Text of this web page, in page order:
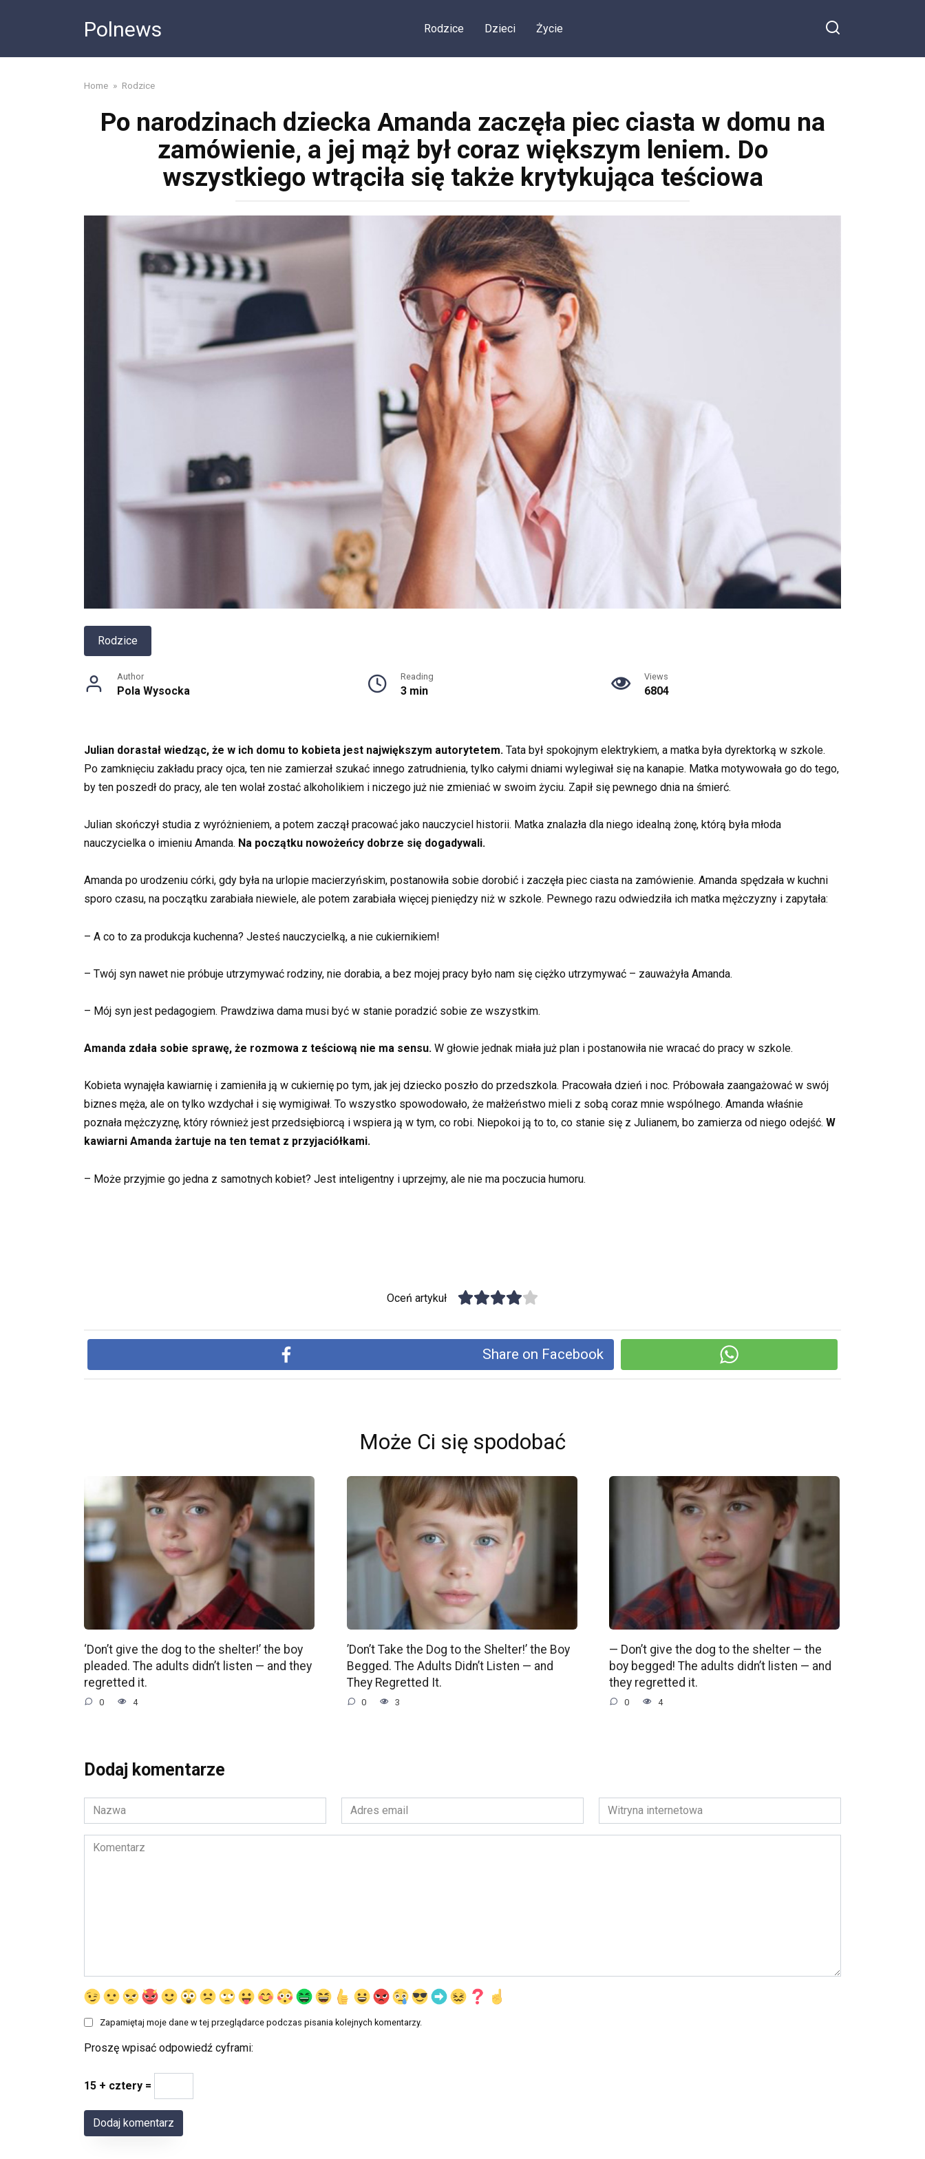
Polnews Rodzice Dzieci Życie
Home » Rodzice
Po narodzinach dziecka Amanda zaczęła piec ciasta w domu na
zamówienie, a jej mąż był coraz większym leniem. Do
wszystkiego wtrąciła się także krytykująca teściowa
Rodzice
Author
Pola Wysocka
Reading
3 min
Views
6804
Julian dorastał wiedząc, że w ich domu to kobieta jest największym autorytetem. Tata był spokojnym elektrykiem, a matka była dyrektorką w szkole.
Po zamknięciu zakładu pracy ojca, ten nie zamierzał szukać innego zatrudnienia, tylko całymi dniami wylegiwał się na kanapie. Matka motywowała go do tego,
by ten poszedł do pracy, ale ten wolał zostać alkoholikiem i niczego już nie zmieniać w swoim życiu. Zapił się pewnego dnia na śmierć.
Julian skończył studia z wyróżnieniem, a potem zaczął pracować jako nauczyciel historii. Matka znalazła dla niego idealną żonę, którą była młoda
nauczycielka o imieniu Amanda. Na początku nowożeńcy dobrze się dogadywali.
Amanda po urodzeniu córki, gdy była na urlopie macierzyńskim, postanowiła sobie dorobić i zaczęła piec ciasta na zamówienie. Amanda spędzała w kuchni
sporo czasu, na początku zarabiała niewiele, ale potem zarabiała więcej pieniędzy niż w szkole. Pewnego razu odwiedziła ich matka mężczyzny i zapytała:
– A co to za produkcja kuchenna? Jesteś nauczycielką, a nie cukiernikiem!
– Twój syn nawet nie próbuje utrzymywać rodziny, nie dorabia, a bez mojej pracy było nam się ciężko utrzymywać – zauważyła Amanda.
– Mój syn jest pedagogiem. Prawdziwa dama musi być w stanie poradzić sobie ze wszystkim.
Amanda zdała sobie sprawę, że rozmowa z teściową nie ma sensu. W głowie jednak miała już plan i postanowiła nie wracać do pracy w szkole.
Kobieta wynajęła kawiarnię i zamieniła ją w cukiernię po tym, jak jej dziecko poszło do przedszkola. Pracowała dzień i noc. Próbowała zaangażować w swój
biznes męża, ale on tylko wzdychał i się wymigiwał. To wszystko spowodowało, że małżeństwo mieli z sobą coraz mnie wspólnego. Amanda właśnie
poznała mężczyznę, który również jest przedsiębiorcą i wspiera ją w tym, co robi. Niepokoi ją to to, co stanie się z Julianem, bo zamierza od niego odejść. W
kawiarni Amanda żartuje na ten temat z przyjaciółkami.
– Może przyjmie go jedna z samotnych kobiet? Jest inteligentny i uprzejmy, ale nie ma poczucia humoru.
Oceń artykuł
Share on Facebook
Może Ci się spodobać
‘Don’t give the dog to the shelter!’ the boy
pleaded. The adults didn’t listen — and they
regretted it.
0 4
’Don’t Take the Dog to the Shelter!’ the Boy
Begged. The Adults Didn’t Listen — and
They Regretted It.
0 3
— Don’t give the dog to the shelter — the
boy begged! The adults didn’t listen — and
they regretted it.
0 4
Dodaj komentarze
Nazwa
*
Adres
email
*
Witryna
internetowa
Komentarz
Zapamiętaj moje dane w tej przeglądarce podczas pisania kolejnych komentarzy.
Proszę wpisać odpowiedź cyframi:
15 + cztery =